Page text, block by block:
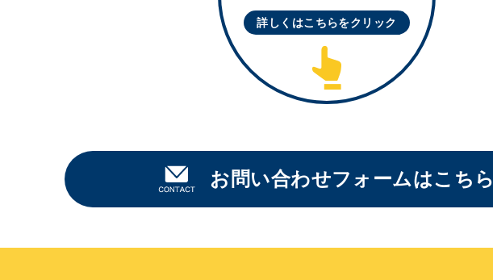
詳しくはこちらをクリック
お問い合わせフォームはこちら